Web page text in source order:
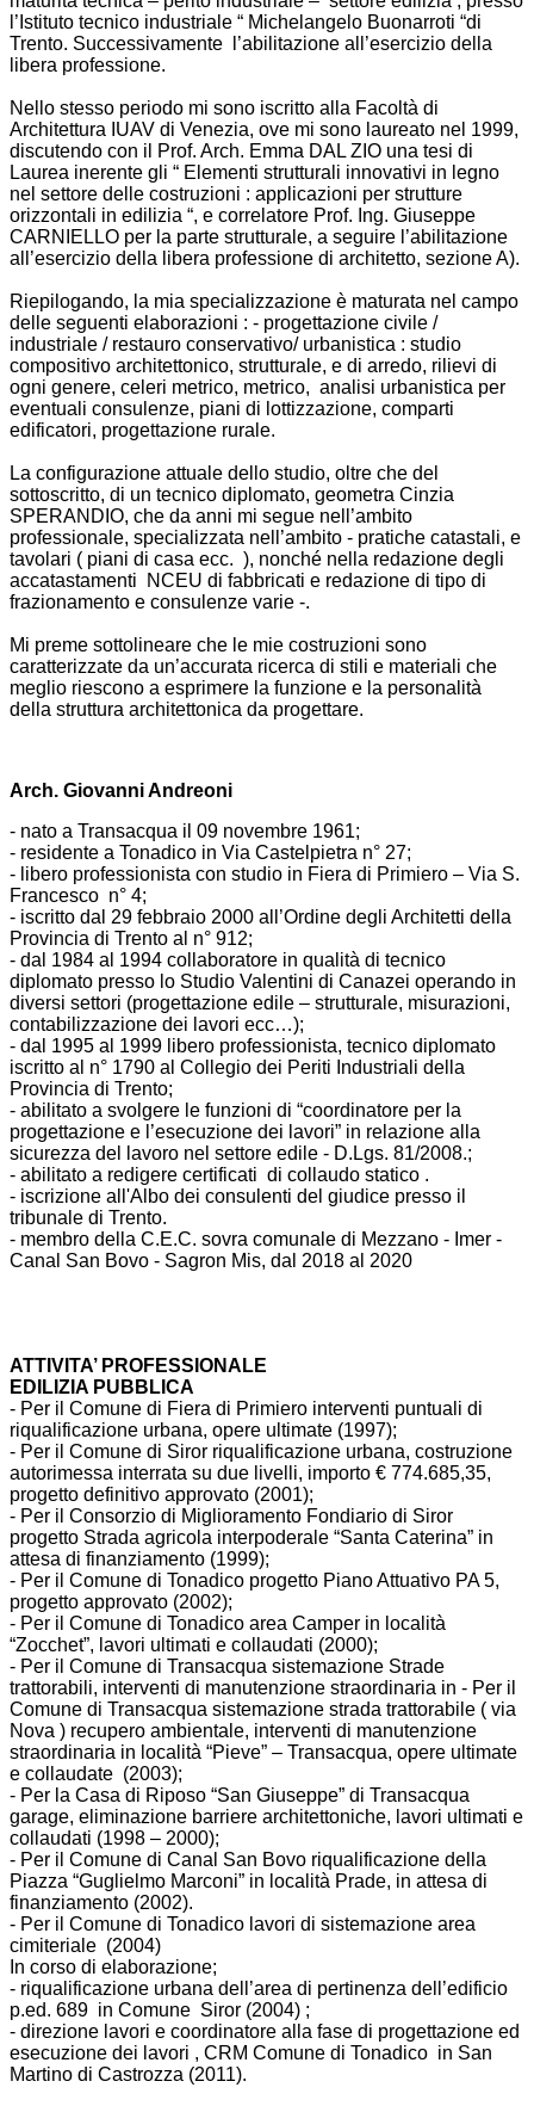
l’Istituto tecnico industriale “ Michelangelo Buonarroti “di
Trento. Successivamente l’abilitazione all’esercizio della
libera professione.
Nello stesso periodo mi sono iscritto alla Facoltà di
Architettura IUAV di Venezia, ove mi sono laureato nel 1999,
discutendo con il Prof. Arch. Emma DAL ZIO una tesi di
Laurea inerente gli “ Elementi strutturali innovativi in legno
nel settore delle costruzioni : applicazioni per strutture
orizzontali in edilizia “, e correlatore Prof. Ing. Giuseppe
CARNIELLO per la parte strutturale, a seguire l’abilitazione
all’esercizio della libera professione di architetto, sezione A).
Riepilogando, la mia specializzazione è maturata nel campo
delle seguenti elaborazioni : - progettazione civile /
industriale / restauro conservativo/ urbanistica : studio
compositivo architettonico, strutturale, e di arredo, rilievi di
ogni genere, celeri metrico, metrico, analisi urbanistica per
eventuali consulenze, piani di lottizzazione, comparti
edificatori, progettazione rurale.
La configurazione attuale dello studio, oltre che del
sottoscritto, di un tecnico diplomato, geometra Cinzia
SPERANDIO, che da anni mi segue nell’ambito
professionale, specializzata nell’ambito - pratiche catastali, e
tavolari ( piani di casa ecc. ), nonché nella redazione degli
accatastamenti NCEU di fabbricati e redazione di tipo di
frazionamento e consulenze varie -.
Mi preme sottolineare che le mie costruzioni sono
caratterizzate da un’accurata ricerca di stili e materiali che
meglio riescono a esprimere la funzione e la personalità
della struttura architettonica da progettare.
Arch. Giovanni Andreoni
- nato a Transacqua il 09 novembre 1961;
- residente a Tonadico in Via Castelpietra n° 27;
- libero professionista con studio in Fiera di Primiero – Via S.
Francesco n° 4;
- iscritto dal 29 febbraio 2000 all’Ordine degli Architetti della
Provincia di Trento al n° 912;
- dal 1984 al 1994 collaboratore in qualità di tecnico
diplomato presso lo Studio Valentini di Canazei operando in
diversi settori (progettazione edile – strutturale, misurazioni,
contabilizzazione dei lavori ecc…);
- dal 1995 al 1999 libero professionista, tecnico diplomato
iscritto al n° 1790 al Collegio dei Periti Industriali della
Provincia di Trento;
- abilitato a svolgere le funzioni di “coordinatore per la
progettazione e l’esecuzione dei lavori” in relazione alla
sicurezza del lavoro nel settore edile - D.Lgs. 81/2008.;
- abilitato a redigere certificati di collaudo statico .
- iscrizione all'Albo dei consulenti del giudice presso il
tribunale di Trento.
- membro della C.E.C. sovra comunale di Mezzano - Imer -
Canal San Bovo - Sagron Mis, dal 2018 al 2020
ATTIVITA’ PROFESSIONALE
EDILIZIA PUBBLICA
- Per il Comune di Fiera di Primiero interventi puntuali di
riqualificazione urbana, opere ultimate (1997);
- Per il Comune di Siror riqualificazione urbana, costruzione
autorimessa interrata su due livelli, importo € 774.685,35,
progetto definitivo approvato (2001);
- Per il Consorzio di Miglioramento Fondiario di Siror
progetto Strada agricola interpoderale “Santa Caterina” in
attesa di finanziamento (1999);
- Per il Comune di Tonadico progetto Piano Attuativo PA 5,
progetto approvato (2002);
- Per il Comune di Tonadico area Camper in località
“Zocchet”, lavori ultimati e collaudati (2000);
- Per il Comune di Transacqua sistemazione Strade
trattorabili, interventi di manutenzione straordinaria in - Per il
Comune di Transacqua sistemazione strada trattorabile ( via
Nova ) recupero ambientale, interventi di manutenzione
straordinaria in località “Pieve” – Transacqua, opere ultimate
e collaudate (2003);
- Per la Casa di Riposo “San Giuseppe” di Transacqua
garage, eliminazione barriere architettoniche, lavori ultimati e
collaudati (1998 – 2000);
- Per il Comune di Canal San Bovo riqualificazione della
Piazza “Guglielmo Marconi” in località Prade, in attesa di
finanziamento (2002).
- Per il Comune di Tonadico lavori di sistemazione area
cimiteriale (2004)
In corso di elaborazione;
- riqualificazione urbana dell’area di pertinenza dell’edificio
p.ed. 689 in Comune Siror (2004) ;
- direzione lavori e coordinatore alla fase di progettazione ed
esecuzione dei lavori , CRM Comune di Tonadico in San
Martino di Castrozza (2011).